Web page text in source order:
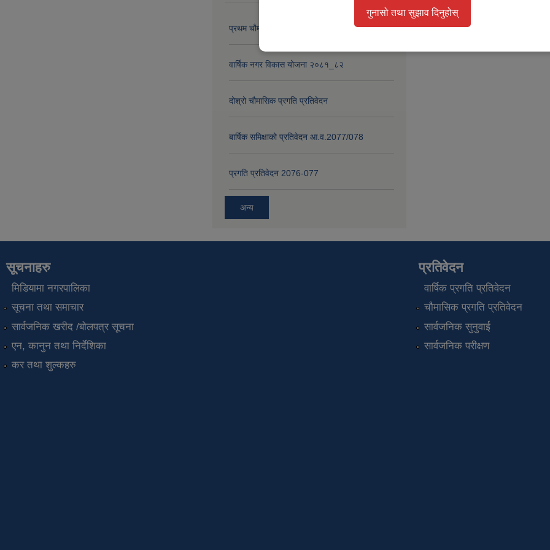
प्रथम चौमासिक प्रगति प्रतिवेदन २०८०-८१
वार्षिक नगर विकास योजना २०८१_८२
दोश्रो चौमासिक प्रगति प्रतिवेदन
बार्षिक समिक्षाको प्रतिवेदन आ.व.2077/078
प्रगति प्रतिवेदन 2076-077
अन्य
सूचनाहरु
मिडियामा नगरपालिका
सूचना तथा समाचार
सार्वजनिक खरीद /बोलपत्र सूचना
एन, कानुन तथा निर्देशिका
कर तथा शुल्कहरु
प्रतिवेदन
वार्षिक प्रगति प्रतिवेदन
चौमासिक प्रगति प्रतिवेदन
सार्वजनिक सुनुवाई
सार्वजनिक परीक्षण
गुनासो तथा सुझाव दिनुहोस्